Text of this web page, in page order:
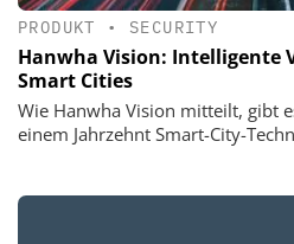
PRODUKT • SECURITY
Hanwha Vision: Intelligente
Smart Cities
Wie Hanwha Vision mitteilt, gibt
einem Jahrzehnt Smart-City-